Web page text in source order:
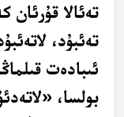
تەئالا قۇرئان
تەئبۇد،
ئىبادەت
بولسا،